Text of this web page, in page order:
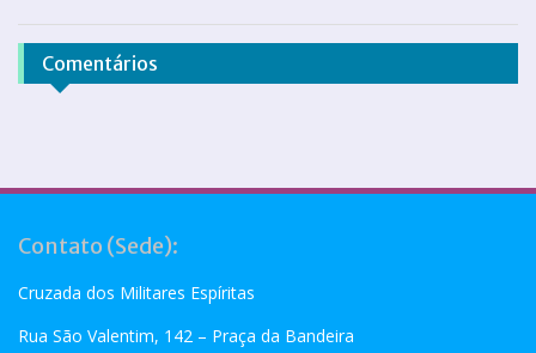
Comentários
Contato (Sede):
Cruzada dos Militares Espíritas
Rua São Valentim, 142 – Praça da Bandeira